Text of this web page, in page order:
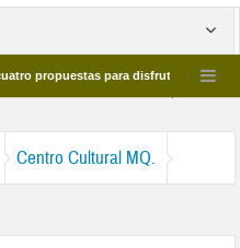
para disfrutar del deporte este
Centro Cultural MQ.